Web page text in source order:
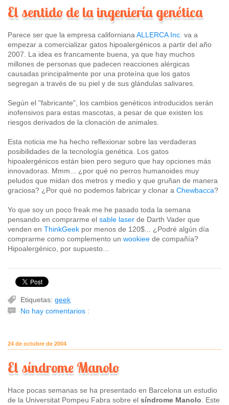
El sentido de la ingeniería genética
Parece ser que la empresa californiana ALLERCA Inc. va a
empezar a comercializar gatos hipoalergénicos a partir del año
2007. La idea es francamente buena, ya que hay muchos
millones de personas que padecen reacciones alérgicas
causadas principalmente por una proteína que los gatos
segregan a través de su piel y de sus glándulas salivares.
Según el "fabricante", los cambios genéticos introducidos serán
inofensivos para estas mascotas, a pesar de que existen los
riesgos derivados de la clonación de animales.
Esta noticia me ha hecho reflexionar sobre las verdaderas
posibilidades de la tecnología genética. Los gatos
hipoalergénicos están bien pero seguro que hay opciones más
innovadoras. Mmm... ¿por qué no perros humanoides muy
peludos que midan dos metros y medio y que gruñan de manera
graciosa? ¿Por qué no podemos fabricar y clonar a Chewbacca?
Yo que soy un poco freak me he pasado toda la semana
pensando en comprarme el sable laser de Darth Vader que
venden en ThinkGeek por menos de 120$... ¿Podré algún día
comprarme como complemento un wookiee de compañía?
Hipoalergénico, por supuesto...
Etiquetas:geek
No hay comentarios :
24 de octubre de 2004
El síndrome Manolo
Hace pocas semanas se ha presentado en Barcelona un estudio
de la Universitat Pompeu Fabra sobre el síndrome Manolo. Este